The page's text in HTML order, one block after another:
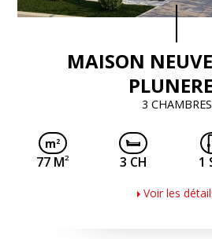
MAISON
3 CHAMBRES
77 M2 3 CH 1
Voir les